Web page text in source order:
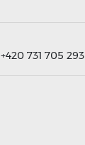
+420 731 705 293